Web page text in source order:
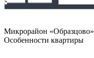
Микрорайон «Образцово»
Особенности квартиры